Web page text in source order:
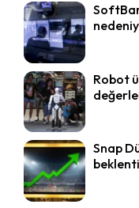
Robot
Snap